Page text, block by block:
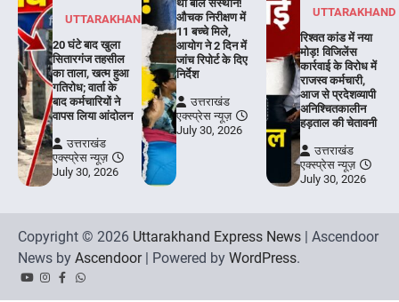
UTTARAKHAND
20 घंटे बाद खुला
सितारगंज तहसील
का ताला, खत्म हुआ
गतिरोध; वार्ता के
बाद कर्मचारियों ने
वापस लिया आंदोलन
उत्तराखंड
एक्स्प्रेस न्यूज़
July 30, 2026
था बाल संस्थान!
औचक निरीक्षण में
11 बच्चे मिले,
आयोग ने 2 दिन में
जांच रिपोर्ट के दिए
निर्देश
उत्तराखंड
एक्स्प्रेस न्यूज़
July 30, 2026
UTTARAKHAND
रिश्वत कांड में नया
मोड़! विजिलेंस
कार्रवाई के विरोध में
राजस्व कर्मचारी,
आज से प्रदेशव्यापी
अनिश्चितकालीन
हड़ताल की चेतावनी
उत्तराखंड
एक्स्प्रेस न्यूज़
July 30, 2026
Copyright © 2026 Uttarakhand Express News | Ascendoor
News by Ascendoor| Powered by WordPress.
YouTubeInstagram
Facebook
Whatsapp